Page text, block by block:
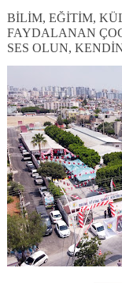
BİLİM, EĞİTİM,
FAYDALANAN
SES OLUN,